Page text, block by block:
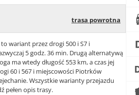
trasa powrotna
wariant przez drogi 500 i S7 i
5 godz. 36 min. Drugą alternatywą
ma wtedy długość 553 km, a czas jej
60 i 567 i miejscowości Piotrków
Wszystkie warianty przejazdu
pełen opis trasy.